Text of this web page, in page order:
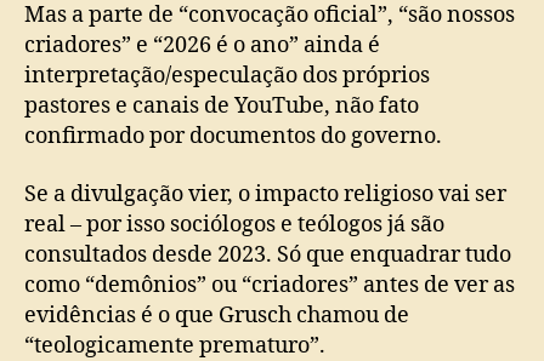
Mas a parte de “convocação oficial”, “são nossos
criadores” e “2026 é o ano” ainda é
interpretação/especulação dos próprios
pastores e canais de YouTube, não fato
confirmado por documentos do governo.
Se a divulgação vier, o impacto religioso vai ser
real – por isso sociólogos e teólogos já são
consultados desde 2023. Só que enquadrar tudo
como “demônios” ou “criadores” antes de ver as
evidências é o que Grusch chamou de
“teologicamente prematuro”.